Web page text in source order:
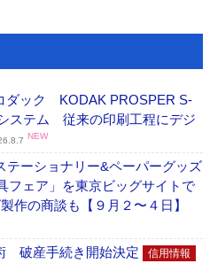
ダック KODAK PROSPER S-
ステム 従来の印刷工程にデジ
NEW
ーショナリー&ペーパーグッズ
フェア」を東京ビッグサイトで
作の商談も【９月２〜４日】
破産手続き開始決定 信用情報